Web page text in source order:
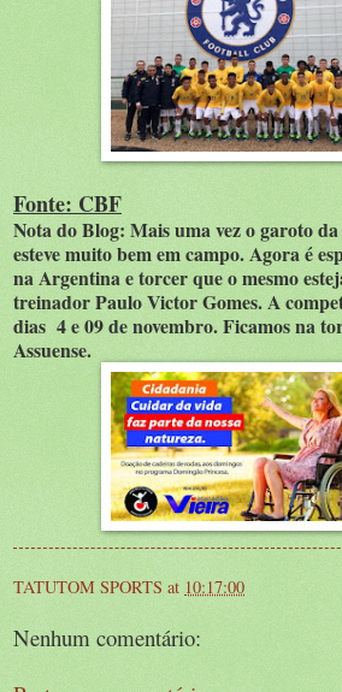
Fonte: CBF
Nota do Blog: Mais uma vez o garoto
esteve muito bem em campo. Agora é
na Argentina e torcer que o mesmo
treinador Paulo Victor Gomes. A
dias 4 e 09 de novembro. Ficamos na
Assuense.
TATUTOM SPORTS at 10:17:00
Nenhum comentário: